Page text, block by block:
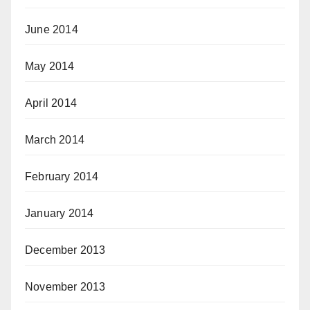
June 2014
May 2014
April 2014
March 2014
February 2014
January 2014
December 2013
November 2013